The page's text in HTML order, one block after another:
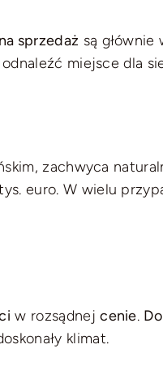
sprzedaż są głównie
miejsce dla
zachwyca
euro. W wielu
w rozsądnejcenie.
klimat.